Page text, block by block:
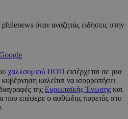
όταν αναζητάς ειδήσεις στην
χαλλουμιού ΠΟΠ εισέρχεται σε μια
καλείται να ισορροπήσει
της Ευρωπαϊκής Ένωσης και
που επέφερε ο αφθώδης πυρετός στο